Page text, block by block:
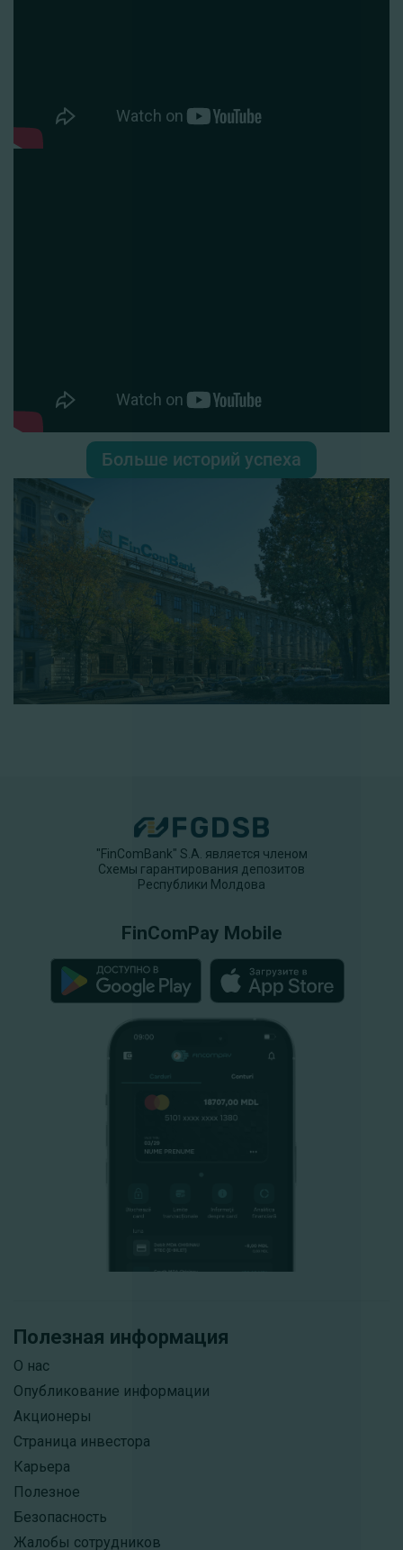
Больше историй успеха
Полезная информация
О нас
Опубликование информации
Акционеры
Страница инвестора
Карьера
Полезное
Безопасность
Жалобы сотрудников
"FinComBank" S.A. является членом
Схемы гарантирования депозитов
Республики Молдова
FinComPay Mobile